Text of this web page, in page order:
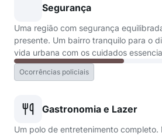
Segurança
Uma região com segurança
presente. Um bairro tranquilo para o
vida urbana com os cuidados
Ocorrências policiais
Gastronomia e Lazer
Um polo de entretenimento